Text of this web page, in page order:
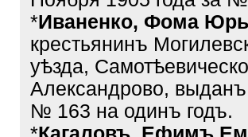
*Иваненко, Фома
крестьянинъ
уѣзда,
Александрово,
№ 163 на одинъ годъ.